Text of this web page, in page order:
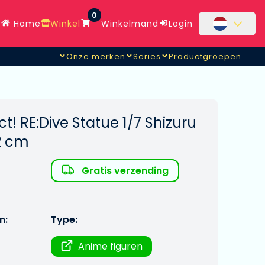
Home Winkel
0
Winkelmand Login
Onze merken Series Productgroepen
RE:Dive Statue 1/7 Shizuru
cm
Gratis verzending
Type:
Anime figuren